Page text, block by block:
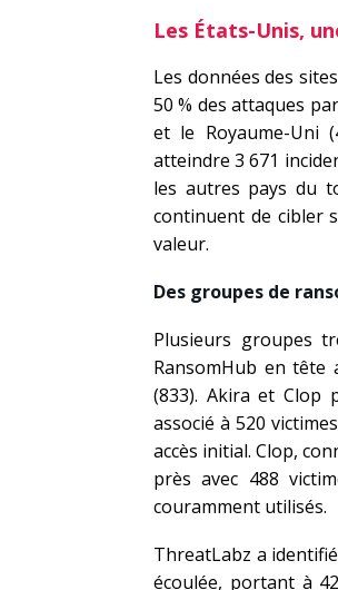
Les États-Unis,
Les données des
50 % des attaques
et le Royaume-Uni
atteindre 3 671
les autres pays du
continuent de cibler
valeur.
Des groupes de
Plusieurs groupes
RansomHub en tête
(833). Akira et Clop
associé à 520
accès initial. Clop,
près avec 488
couramment utilisés.
ThreatLabz a
écoulée, portant à